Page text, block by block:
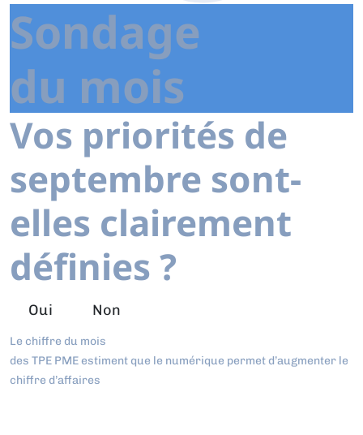
Sondage
du mois
Vos priorités de
septembre sont-
elles clairement
définies ?
Oui Non
Le chiffre du mois
des TPE PME estiment que le numérique permet d’augmenter le
chiffre d’affaires